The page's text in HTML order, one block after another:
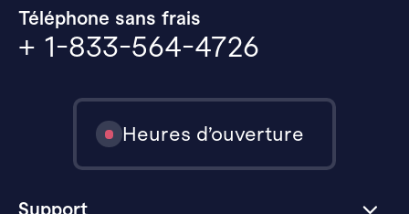
Téléphone sans frais
+ 1-833-564-4726
Heures d’ouverture
Support